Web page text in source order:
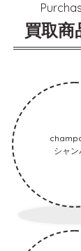
買取商
シャン